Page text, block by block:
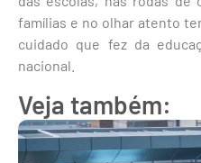
famílias e no olhar atento
cuidado que fez da
nacional.
Veja também: